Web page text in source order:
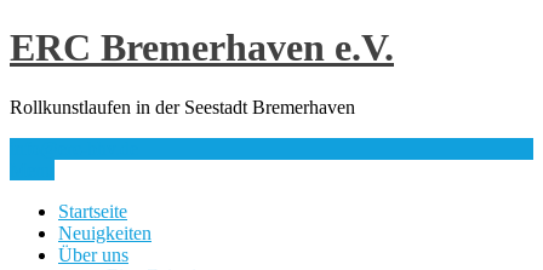
Skip
to
ERC Bremerhaven e.V.
Rollkunstlaufen in der Seestadt Bremerhaven
Startseite
Neuigkeiten
Über uns